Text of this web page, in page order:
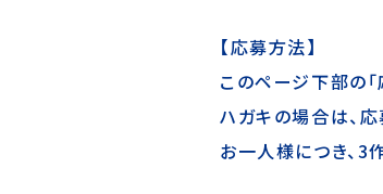
【応募方法】
このページ下部の「
ハガキの場合は、
お一人様につき、3